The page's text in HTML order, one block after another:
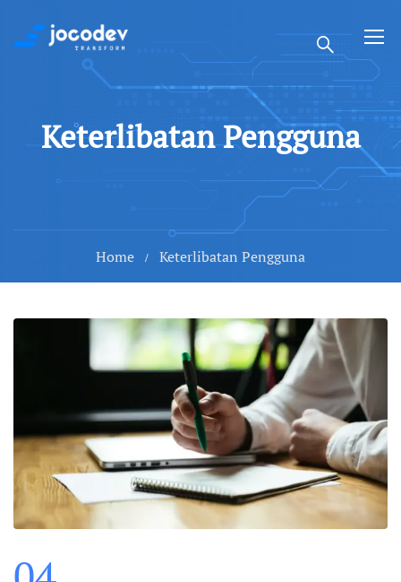
Keterlibatan Pengguna
Home Keterlibatan Pengguna